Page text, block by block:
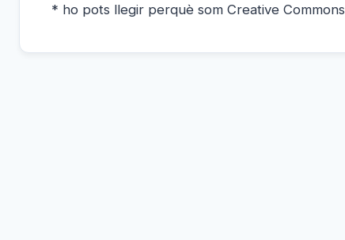
* ho pots llegir perquè som Creative Commons